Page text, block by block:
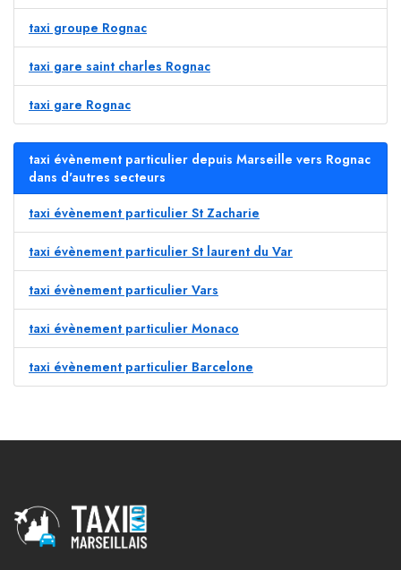
taxi groupe Rognac
taxi gare saint charles Rognac
taxi gare Rognac
taxi évènement particulier depuis Marseille vers Rognac
dans d'autres secteurs
taxi évènement particulier St Zacharie
taxi évènement particulier St laurent du Var
taxi évènement particulier Vars
taxi évènement particulier Monaco
taxi évènement particulier Barcelone